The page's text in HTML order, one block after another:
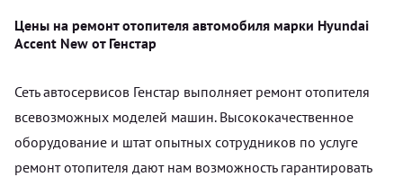
Цены на ремонт отопителя автомобиля марки Hyundai
Accent New от Генстар
Сеть автосервисов Генстар выполняет ремонт отопителя
всевозможных моделей машин. Высококачественное
оборудование и штат опытных сотрудников по услуге
ремонт отопителя дают нам возможность гарантировать